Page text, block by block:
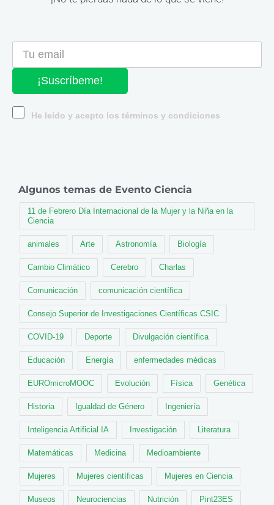
¡Suscríbeme!
He leído y acepto los términos y condiciones
Algunos temas de Evento Ciencia
11 de Febrero Día Internacional de la Mujer y la Niña en la
Ciencia
animales Arte Astronomía Biología
Cambio Climático Cerebro Charlas
Comunicación comunicación científica
Consejo Superior de Investigaciones Científicas CSIC
COVID-19 Deporte Divulgación científica
Educación Energía enfermedades médicas
EUROmicroMOOC Evolución Física Genética
Historia Igualdad de Género Ingeniería
Inteligencia Artificial IA Investigación Literatura
Matemáticas Medicina Medioambiente
Mujeres Mujeres científicas Mujeres en Ciencia
Museos Neurociencias Nutrición Pint23ES